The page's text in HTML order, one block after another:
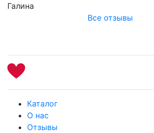
Галина
Все отзывы
Каталог
О нас
Отзывы